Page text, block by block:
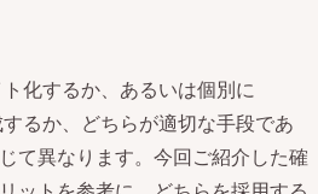
化するか、あるいは個別に
るか、どちらが適切な手段であ
て異なります。今回ご紹介した確